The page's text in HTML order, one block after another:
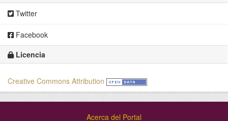
Twitter
Facebook
Licencia
Creative Commons Attribution
Acerca del Portal